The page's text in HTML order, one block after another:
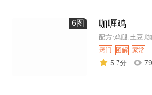
6图 咖喱鸡
配方:鸡腿,土豆,
窍门 图解 家常
5.7分